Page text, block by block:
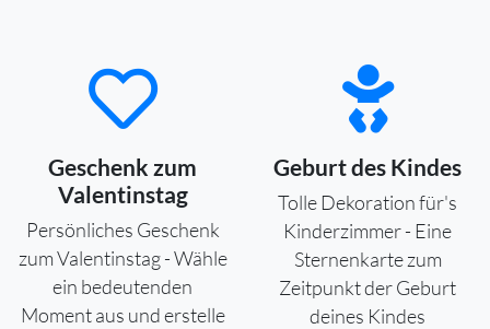
Geschenk zum
Valentinstag
Persönliches Geschenk
zum Valentinstag - Wähle
ein bedeutenden
Moment aus und erstelle
Geburt des Kindes
Tolle Dekoration für's
Kinderzimmer - Eine
Sternenkarte zum
Zeitpunkt der Geburt
deines Kindes